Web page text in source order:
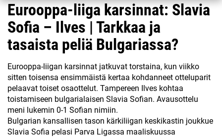
Eurooppa-liiga karsinnat: Slavia
Sofia – Ilves | Tarkkaa ja
tasaista peliä Bulgariassa?
Eurooppa-liigan karsinnat jatkuvat torstaina, kun viikko
sitten toisensa ensimmäistä kertaa kohdanneet otteluparit
pelaavat toiset osaottelut. Tampereen Ilves kohtaa
toistamiseen bulgarialaisen Slavia Sofian. Avausottelu
meni lukemin 0-1 Sofian nimiin.
Bulgarian kansallisen tason kärkiliigan keskikastin joukkue
Slavia Sofia pelasi Parva Ligassa maaliskuussa